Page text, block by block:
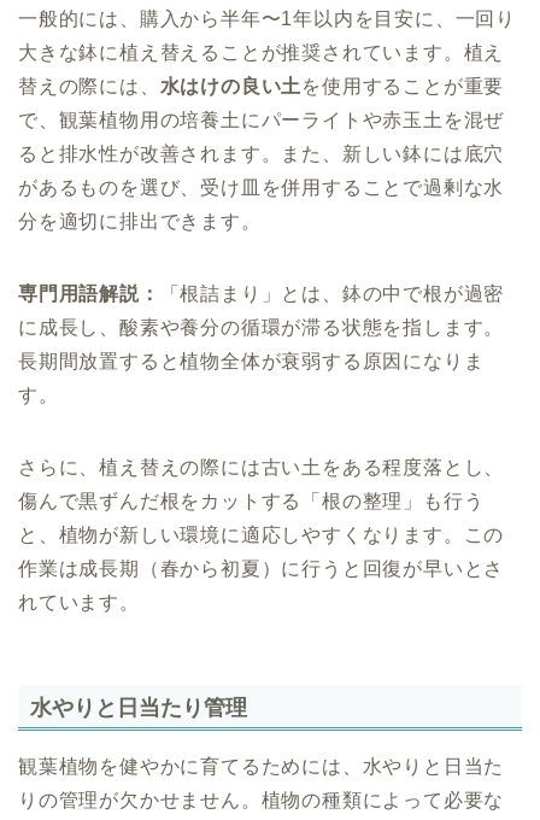
一般的には、購入から半年〜1年以内を目安に、一回り
大きな鉢に植え替えることが推奨されています。植え
替えの際には、 水はけの良い土 を使用することが重要
で、観葉植物用の培養土にパーライトや赤玉土を混ぜ
ると排水性が改善されます。また、新しい鉢には底穴
があるものを選び、受け皿を併用することで過剰な水
分を適切に排出できます。
専門用語解説：
「根詰まり」とは、鉢の中で根が過密
に成長し、酸素や養分の循環が滞る状態を指します。
長期間放置すると植物全体が衰弱する原因になりま
す。
さらに、植え替えの際には古い土をある程度落とし、
傷んで黒ずんだ根をカットする「根の整理」も行う
と、植物が新しい環境に適応しやすくなります。この
作業は成長期（春から初夏）に行うと回復が早いとさ
れています。
水やりと日当たり管理
観葉植物を健やかに育てるためには、水やりと日当た
りの管理が欠かせません。植物の種類によって必要な